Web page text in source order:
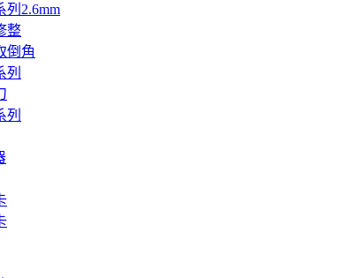
列2.6mm
整
倒角
列
列